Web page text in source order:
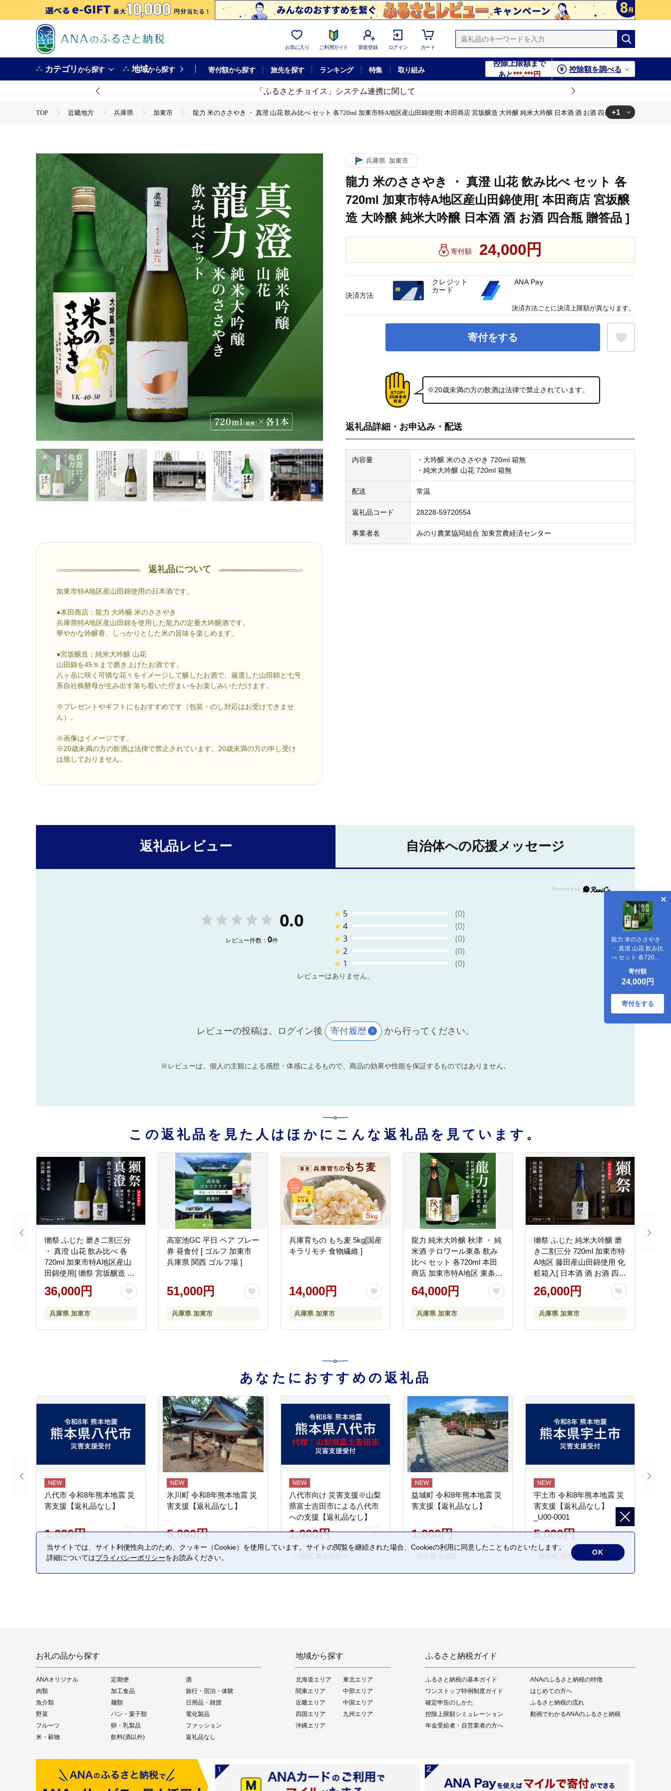
お気に入り ご利用ガイド 新規登録 ログイン カート
カテゴリから探す 地域から探す 寄付額から探す 旅先を探す ランキング 特集 取り組み
控除上限額まで
あと***,***円
控除額を調べる
「ふるさとチョイス」システム連携に関して
TOP 近畿地方 兵庫県 加東市
龍力 米のささやき ・ 真澄 山花 飲み比べ セット 各720ml 加東市特A地区産山田錦使用[ 本田商店 宮坂醸造 大吟醸 純米大吟醸 日本酒 酒 お酒 四合瓶 贈答品 ]
+1
返礼品について
加東市特A地区産山田錦使用の日本酒です。
●本田商店：龍力 大吟醸 米のささやき
兵庫県特A地区産山田錦を使用した龍力の定番大吟醸酒です。
華やかな吟醸香、しっかりとした米の旨味を楽しめます。
●宮坂醸造：純米大吟醸 山花
山田錦を45％まで磨き上げたお酒です。
八ヶ岳に咲く可憐な花々をイメージして醸したお酒で、厳選した山田錦と七号
系自社株酵母が生み出す落ち着いた佇まいをお楽しみいただけます。
※プレゼントやギフトにもおすすめです（包装・のし対応はお受けできませ
ん）。
※画像はイメージです。
※20歳未満の方の飲酒は法律で禁止されています。20歳未満の方の申し受け
は致しておりません。
兵庫県 加東市
龍力 米のささやき ・ 真澄 山花 飲み比べ セット 各
720ml 加東市特A地区産山田錦使用[ 本田商店 宮坂醸
造 大吟醸 純米大吟醸 日本酒 酒 お酒 四合瓶 贈答品 ]
寄付額 24,000円
寄付をする
龍力 米のささやき
・ 真澄 山花 飲み比
べ セット 各720ml
加東市特A地区産山
田錦使用[ 本田商店
宮坂醸造 大吟醸 純
米大吟醸 日本酒 酒
お酒 四合瓶 贈答品
]
寄付額
24,000円
寄付をする
※20歳未満の方の飲酒は法律で禁止されています。
返礼品詳細・お申込み・配送
内容量
・大吟醸 米のささやき 720ml 箱無
・純米大吟醸 山花 720ml 箱無
配送 常温
返礼品コード 28228-59720554
事業者名 みのり農業協同組合 加東営農経済センター
決済方法
クレジット
カード
ANA Pay
決済方法ごとに決済上限額が異なります。
返礼品レビュー 自治体への応援メッセージ
0.0
レビュー件数： 0件
★ 5
(0)
★4
(0)
★3
(0)
★2
(0)
★ 1 (0)
レビューはありません。
レビューの投稿は、ログイン後 寄付履歴 から行ってください。
※レビューは、個人の主観による感想・体感によるもので、商品の効果や性能を保証するものではありません。
この返礼品を見た人はほかにこんな返礼品を見ています。
獺祭 ふじた 磨き二割三分
・ 真澄 山花 飲み比べ 各
720ml 加東市特A地区産山
田錦使用[ 獺祭 宮坂醸造 日
本酒 酒 お酒 純米大吟醸 純
米酒 四合瓶 贈答用 ]
36,000円
兵庫県 加東市
高室池GC 平日 ペア プレー
券 昼食付 [ ゴルフ 加東市
兵庫県 関西 ゴルフ場 ]
51,000円
兵庫県 加東市
兵庫育ちの もち麦 5kg[国産
キラリモチ 食物繊維 ]
14,000円
兵庫県 加東市
龍力 純米大吟醸 秋津 ・ 純
米酒 テロワール東条 飲み
比べ セット 各720ml 本田
商店 加東市特A地区 東条産
山田錦使用 [日本酒 酒 お酒
四合瓶 贈答品 辛口 ]
64,000円
兵庫県 加東市
獺祭 ふじた 純米大吟醸 磨
き二割三分 720ml 加東市特
A地区 藤田産山田錦使用 化
粧箱入[ 日本酒 酒 お酒 四合
26,000円
兵庫県 加東市
あなたにおすすめの返礼品
八代市 令和8年熊本地震 災
害支援【返礼品なし】
1,000円
熊本県 八代市
氷川町 令和8年熊本地震 災
害支援【返礼品なし】
5,000円
熊本県 氷川町
八代市向け 災害支援※山梨
県富士吉田市による八代市
への支援【返礼品なし】
1,000円
益城町 令和8年熊本地震 災
害支援【返礼品なし】
1,000円
宇土市 令和8年熊本地震 災
害支援【返礼品なし】
_U00-0001
5,000円
熊本県 宇土市
お礼の品から探す
ANAオリジナル 定期便
酒
肉類
加工食品
旅行・宿泊・体験
魚介類
麺類
日用品・雑貨
野菜
パン・菓子類
電化製品
フルーツ
卵・乳製品
ファッション
米・穀物
飲料(酒以外) 返礼品なし
地域から探す
北海道エリア
東北エリア
関東エリア
中部エリア
近畿エリア
中国エリア
四国エリア
九州エリア
沖縄エリア
ふるさと納税ガイド
ふるさと納税の基本ガイド
ANAのふるさと納税の特徴
ワンストップ特例制度ガイド
はじめての方へ
確定申告のしかた
ふるさと納税の流れ
控除上限額シミュレーション
動画でわかるANAのふるさと納税
年金受給者・自営業者の方へ
当サイトでは、サイト利便性向上のため、クッキー（Cookie）を使用しています。サイトの閲覧を継続された場合、Cookieの利用に同意したことものといたします。
詳細についてはプライバシーポリシーをお読みください。
OK